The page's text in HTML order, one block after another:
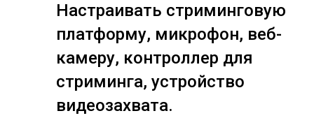
Настраивать стриминговую
платформу, микрофон, веб-
камеру, контроллер для
стриминга, устройство
видеозахвата.